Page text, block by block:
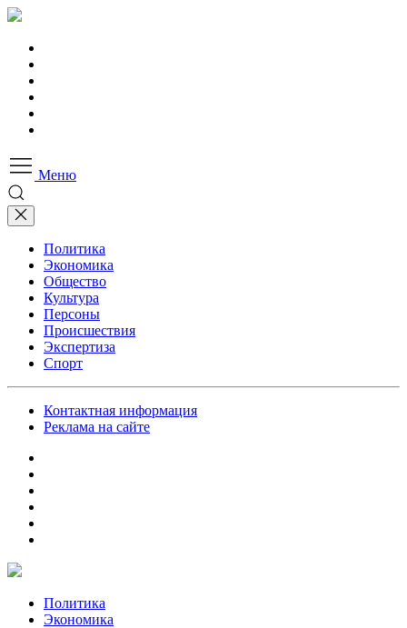
Меню
Политика
Экономика
Общество
Культура
Персоны
Происшествия
Экспертиза
Спорт
Контактная информация
Реклама на сайте
Политика
Экономика